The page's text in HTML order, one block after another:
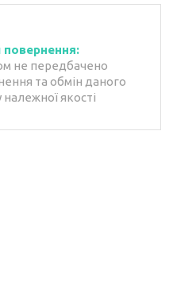
не передбачено
та обмін даного
належної якості